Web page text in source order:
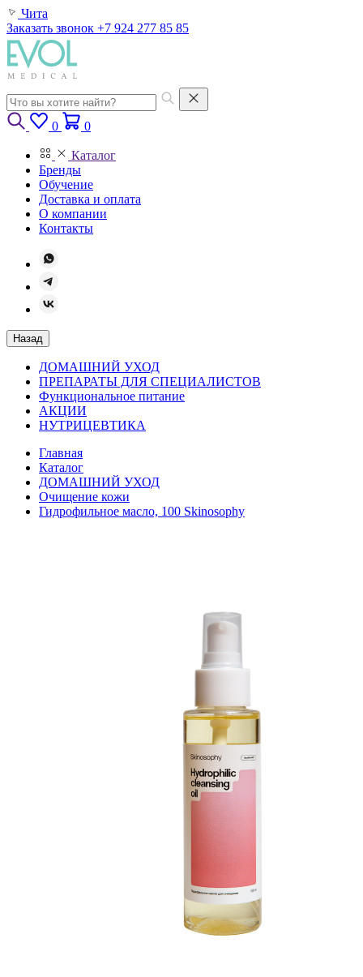
Чита
Заказать звонок +7 924 277 85 85
0 0
Каталог
Бренды
Обучение
Доставка и оплата
О компании
Контакты
Назад
ДОМАШНИЙ УХОД
ПРЕПАРАТЫ ДЛЯ СПЕЦИАЛИСТОВ
Функциональное питание
АКЦИИ
НУТРИЦЕВТИКА
Главная
Каталог
ДОМАШНИЙ УХОД
Очищение кожи
Гидрофильное масло, 100 Skinosophy